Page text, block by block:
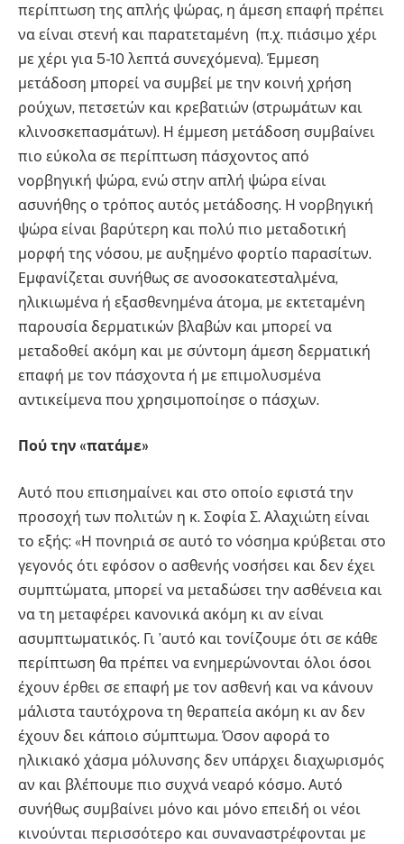
περίπτωση της απλής ψώρας, η άμεση επαφή πρέπει
να είναι στενή και παρατεταμένη (π.χ. πιάσιμο χέρι
με χέρι για 5-10 λεπτά συνεχόμενα). Έμμεση
μετάδοση μπορεί να συμβεί με την κοινή χρήση
ρούχων, πετσετών και κρεβατιών (στρωμάτων και
κλινοσκεπασμάτων). Η έμμεση μετάδοση συμβαίνει
πιο εύκολα σε περίπτωση πάσχοντος από
νορβηγική ψώρα, ενώ στην απλή ψώρα είναι
ασυνήθης ο τρόπος αυτός μετάδοσης. Η νορβηγική
ψώρα είναι βαρύτερη και πολύ πιο μεταδοτική
μορφή της νόσου, με αυξημένο φορτίο παρασίτων.
Εμφανίζεται συνήθως σε ανοσοκατεσταλμένα,
ηλικιωμένα ή εξασθενημένα άτομα, με εκτεταμένη
παρουσία δερματικών βλαβών και μπορεί να
μεταδοθεί ακόμη και με σύντομη άμεση δερματική
επαφή με τον πάσχοντα ή με επιμολυσμένα
αντικείμενα που χρησιμοποίησε ο πάσχων.
Πού την «πατάμε»
Αυτό που επισημαίνει και στο οποίο εφιστά την
προσοχή των πολιτών η κ. Σοφία Σ. Αλαχιώτη είναι
το εξής: «Η πονηριά σε αυτό το νόσημα κρύβεται στο
γεγονός ότι εφόσον ο ασθενής νοσήσει και δεν έχει
συμπτώματα, μπορεί να μεταδώσει την ασθένεια και
να τη μεταφέρει κανονικά ακόμη κι αν είναι
ασυμπτωματικός. Γι ’αυτό και τονίζουμε ότι σε κάθε
περίπτωση θα πρέπει να ενημερώνονται όλοι όσοι
έχουν έρθει σε επαφή με τον ασθενή και να κάνουν
μάλιστα ταυτόχρονα τη θεραπεία ακόμη κι αν δεν
έχουν δει κάποιο σύμπτωμα. Όσον αφορά το
ηλικιακό χάσμα μόλυνσης δεν υπάρχει διαχωρισμός
αν και βλέπουμε πιο συχνά νεαρό κόσμο. Αυτό
συνήθως συμβαίνει μόνο και μόνο επειδή οι νέοι
κινούνται περισσότερο και συναναστρέφονται με